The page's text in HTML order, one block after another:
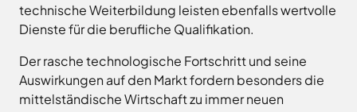
technische Weiterbildung leisten ebenfalls wertvolle
Dienste für die berufliche Qualifikation.
Der rasche technologische Fortschritt und seine
Auswirkungen auf den Markt fordern besonders die
mittelständische Wirtschaft zu immer neuen